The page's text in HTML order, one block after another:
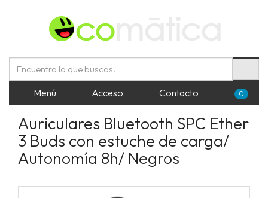
Menú Acceso Contacto 0
Auriculares Bluetooth SPC Ether
3 Buds con estuche de carga/
Autonomía 8h/ Negros